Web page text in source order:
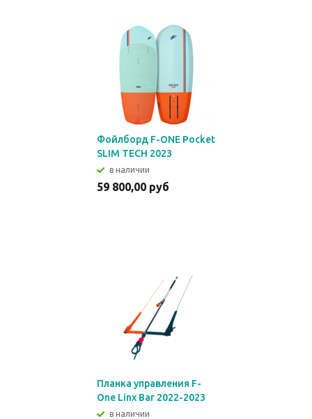
Фойлборд F-ONE Pocket
SLIM TECH 2023
в наличии
59 800,00 руб
Планка управления F-
One Linx Bar 2022-2023
в наличии